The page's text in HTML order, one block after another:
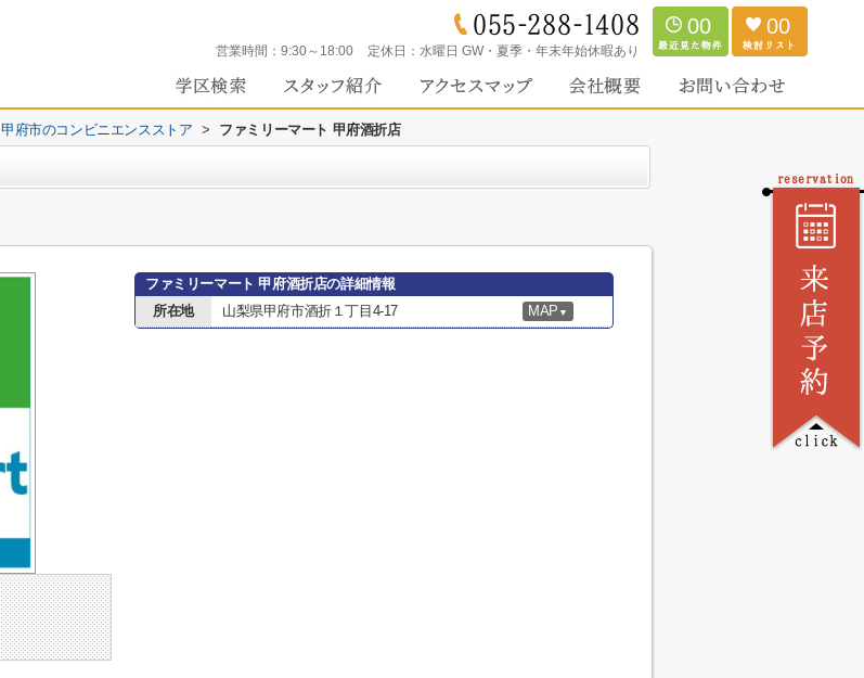
営業時間： 9:30～18:00 定休日： 水曜日 GW・夏季・年末年始休暇あり
00 00
甲府市のコンビニエンスストア > ファミリーマート 甲府酒折店
ファミリーマート 甲府酒折店の詳細情報
所在地
山梨県甲府市酒折１丁目4-17 MAP ▼